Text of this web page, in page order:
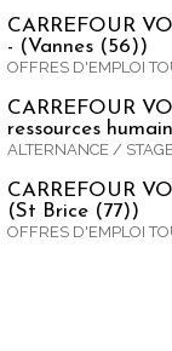
CARREFOUR
- (Vannes (56))
OFFRES D'EMPLOI
CARREFOUR
ressources
ALTERNANCE /
CARREFOUR
(St Brice (77))
OFFRES D'EMPLOI